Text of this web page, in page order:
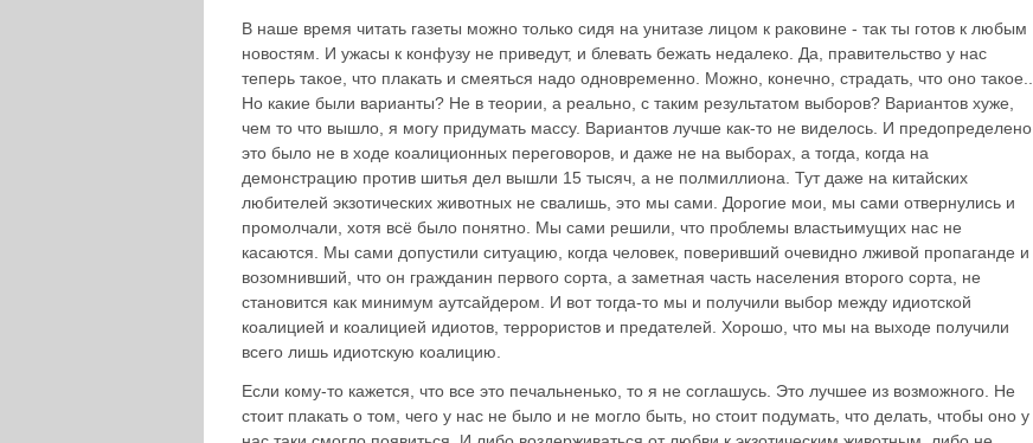
В наше время читать газеты можно только сидя на унитазе лицом к раковине - так ты готов к любым
новостям. И ужасы к конфузу не приведут, и блевать бежать недалеко. Да, правительство у нас
теперь такое, что плакать и смеяться надо одновременно. Можно, конечно, страдать, что оно такое...
Но какие были варианты? Не в теории, а реально, с таким результатом выборов? Вариантов хуже,
чем то что вышло, я могу придумать массу. Вариантов лучше как-то не виделось. И предопределено
это было не в ходе коалиционных переговоров, и даже не на выборах, а тогда, когда на
демонстрацию против шитья дел вышли 15 тысяч, а не полмиллиона. Тут даже на китайских
любителей экзотических животных не свалишь, это мы сами. Дорогие мои, мы сами отвернулись и
промолчали, хотя всё было понятно. Мы сами решили, что проблемы властьимущих нас не
касаются. Мы сами допустили ситуацию, когда человек, поверивший очевидно лживой пропаганде и
возомнивший, что он гражданин первого сорта, а заметная часть населения второго сорта, не
становится как минимум аутсайдером. И вот тогда-то мы и получили выбор между идиотской
коалицией и коалицией идиотов, террористов и предателей. Хорошо, что мы на выходе получили
всего лишь идиотскую коалицию.
Если кому-то кажется, что все это печальненько, то я не соглашусь. Это лучшее из возможного. Не
стоит плакать о том, чего у нас не было и не могло быть, но стоит подумать, что делать, чтобы оно у